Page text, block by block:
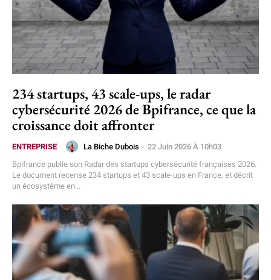
234 startups, 43 scale-ups, le radar
cybersécurité 2026 de Bpifrance, ce que la
croissance doit affronter
ENTREPRISE La Biche Dubois - 22 Juin 2026 À 10h03
Bpifrance publie son Radar des startups cybersécurité françaises 2026.
Le document recense 234 startups et 43 scale-ups en France, et décrit
un écosystème en...